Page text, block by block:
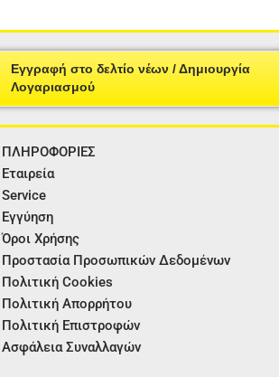
Εγγραφή στο δελτίο νέων / Δημιουργία
Λογαριασμού
ΠΛΗΡΟΦΟΡΙΕΣ
Εταιρεία
Service
Εγγύηση
Όροι Χρήσης
Προστασία Προσωπικών Δεδομένων
Πολιτική Cookies
Πολιτική Απορρήτου
Πολιτική Επιστροφών
Ασφάλεια Συναλλαγών